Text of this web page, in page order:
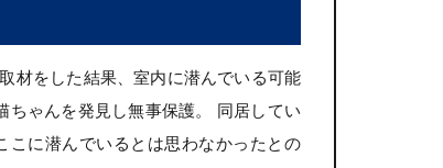
材をした結果、室内に潜んでいる可能
ゃんを発見し無事保護。 同居してい
こに潜んでいるとは思わなかったとの